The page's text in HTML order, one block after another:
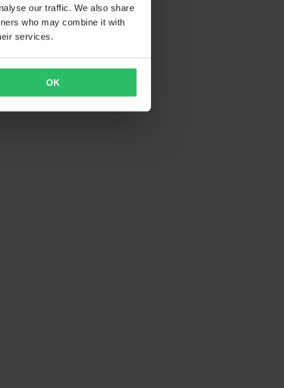
our traffic. We also share
who may combine it with
services.
OK